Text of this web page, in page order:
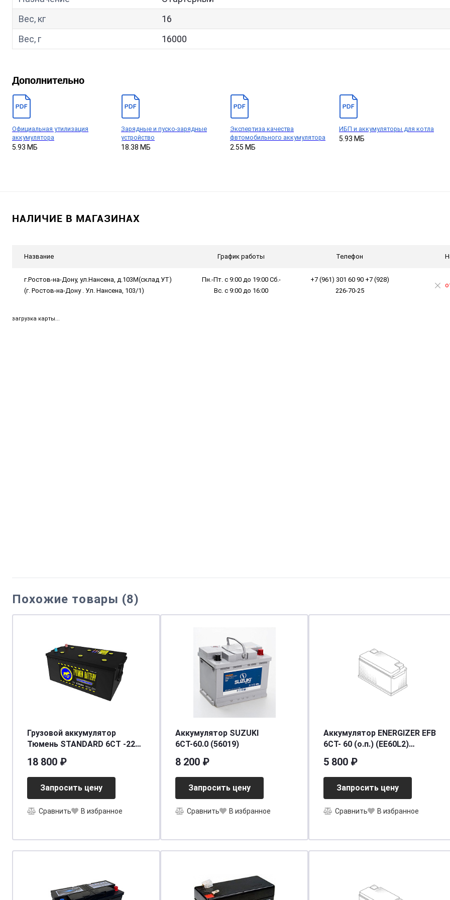
Вес, кг
16
Вес, г
16000
Дополнительно
Официальная утилизация
аккумулятора
5.93 МБ
Зарядные и пуско-зарядные
устройство
18.38 МБ
Экспертиза качества
фвтомобильного аккумулятора
2.55 МБ
ИБП и аккумуляторы для котла
5.93 МБ
НАЛИЧИЕ В МАГАЗИНАХ
Название График работы Телефон
г.Ростов-на-Дону, ул.Нансена, д.103М(склад УТ)
(г. Ростов-на-Дону . Ул. Нансена, 103/1)
Пн.-Пт. с 9:00 до 19:00 Сб.-
Вс. с 9:00 до 16:00
+7 (961) 301 60 90 +7 (928)
226-70-25
загрузка карты...
Похожие товары (8)
Грузовой аккумулятор
Тюмень STANDARD 6СТ -225
18 800 ₽
Запросить цену
Сравнить В избранное
Аккумулятор SUZUKI
6СТ-60.0 (56019)
8 200 ₽
Запросить цену
Сравнить В избранное
Аккумулятор ENERGIZER EFB
6CT- 60 (о.п.) (EE60L2)
5 800 ₽
Запросить цену
Сравнить В избранное